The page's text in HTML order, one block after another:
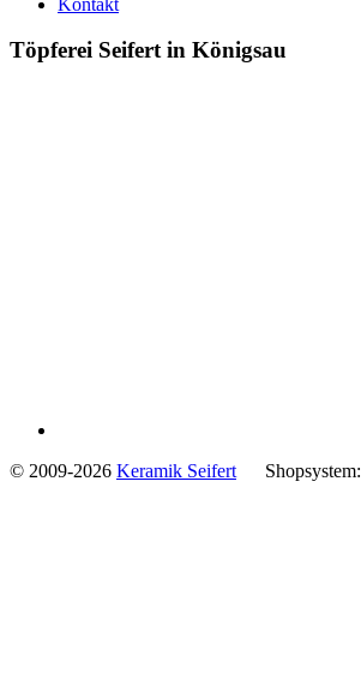
Töpferei Seifert in Königsau
© 2009-2026 Keramik Seifert Shopsystem: